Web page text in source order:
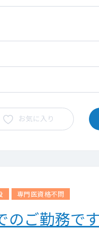
お気に入り
専門医資格不問
ご勤務です